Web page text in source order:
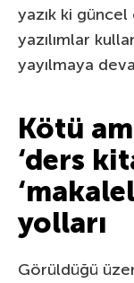
yazık ki
yazılımlar
yayılmaya
Kötü
‘ders
yolları
Görüldüğü